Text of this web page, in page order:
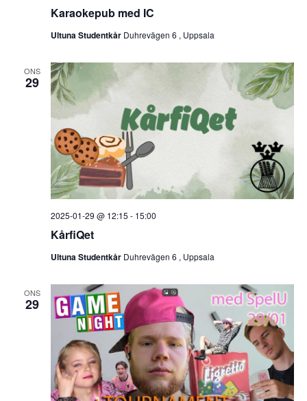
n
d
i
e
a
v
i
g
Karaokepub med IC
Ultuna Studentkår Duhrevägen 6 , Uppsala
ONS
29
KårfiQet
2025-01-29 @ 12:15 - 15:00
Ultuna Studentkår Duhrevägen 6 , Uppsala
ONS
29